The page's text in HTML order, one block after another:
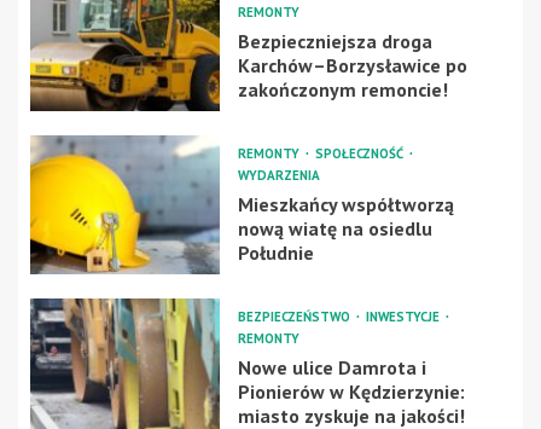
REMONTY
Bezpieczniejsza droga
Karchów–Borzysławice po
zakończonym remoncie!
REMONTY
SPOŁECZNOŚĆ
WYDARZENIA
Mieszkańcy współtworzą
nową wiatę na osiedlu
Południe
BEZPIECZEŃSTWO
INWESTYCJE
REMONTY
Nowe ulice Damrota i
Pionierów w Kędzierzynie:
miasto zyskuje na jakości!